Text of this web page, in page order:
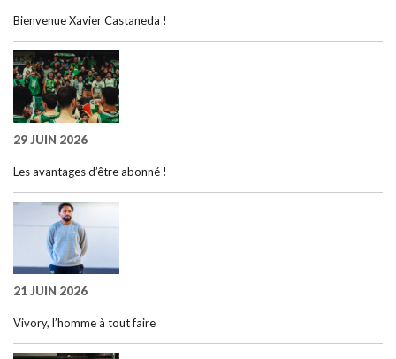
Bienvenue Xavier Castaneda !
29 JUIN 2026
Les avantages d’être abonné !
21 JUIN 2026
Vivory, l’homme à tout faire